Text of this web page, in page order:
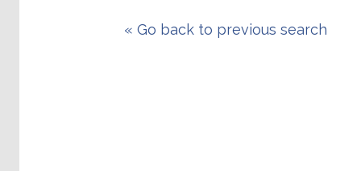
«Go back to previous search